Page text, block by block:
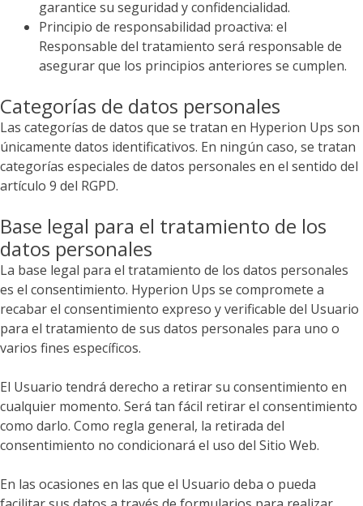
garantice su seguridad y confidencialidad.
Principio de responsabilidad proactiva: el
Responsable del tratamiento será responsable de
asegurar que los principios anteriores se cumplen.
Categorías de datos personales
Las categorías de datos que se tratan en Hyperion Ups son
únicamente datos identificativos. En ningún caso, se tratan
categorías especiales de datos personales en el sentido del
artículo 9 del RGPD.
Base legal para el tratamiento de los
datos personales
La base legal para el tratamiento de los datos personales
es el consentimiento. Hyperion Ups se compromete a
recabar el consentimiento expreso y verificable del Usuario
para el tratamiento de sus datos personales para uno o
varios fines específicos.
El Usuario tendrá derecho a retirar su consentimiento en
cualquier momento. Será tan fácil retirar el consentimiento
como darlo. Como regla general, la retirada del
consentimiento no condicionará el uso del Sitio Web.
En las ocasiones en las que el Usuario deba o pueda